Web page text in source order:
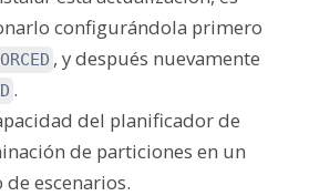
configurándola primero
, y después nuevamente
.
del planificador de
de particiones en un
escenarios.